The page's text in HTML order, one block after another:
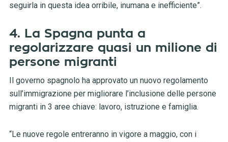
seguirla in questa idea orribile, inumana e inefficiente”.
4. La Spagna punta a
regolarizzare quasi un milione di
persone migranti
Il governo spagnolo ha approvato un nuovo regolamento
sull’immigrazione per migliorare l’inclusione delle persone
migranti in 3 aree chiave: lavoro, istruzione e famiglia.
“Le nuove regole entreranno in vigore a maggio, con i